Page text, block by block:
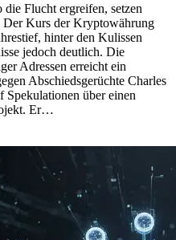
Flucht ergreifen, setzen
Der Kurs der Kryptowährung
hinter den Kulissen
jedoch deutlich. Die
Adressen erreicht ein
Abschiedsgerüchte Charles
Spekulationen über einen
Er…